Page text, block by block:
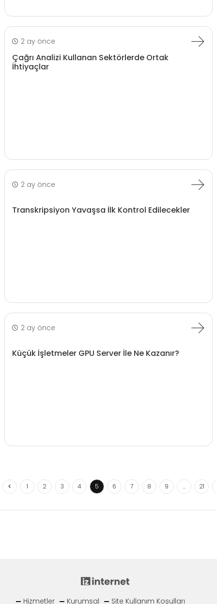
2 ay önce
Çağrı Analizi Kullanan Sektörlerde Ortak
İhtiyaçlar
2 ay önce
Transkripsiyon Yavaşsa İlk Kontrol Edilecekler
2 ay önce
Küçük İşletmeler GPU Server İle Ne Kazanır?
1 2 3 4 5 6 7 8 9 … 21
Hizmetler Kurumsal Site Kullanım Koşulları